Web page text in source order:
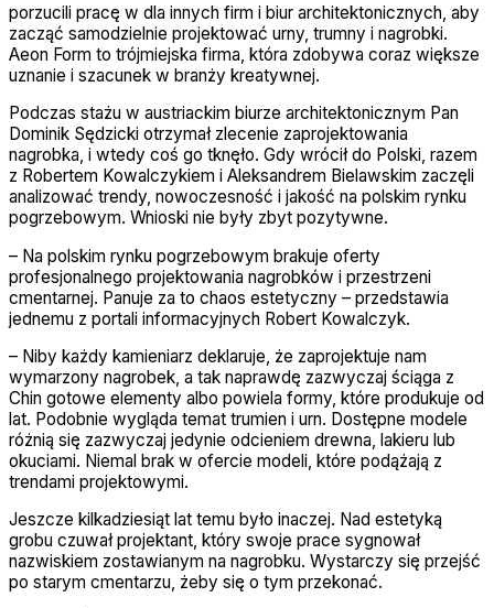
porzucili pracę w dla innych firm i biur architektonicznych, aby
zacząć samodzielnie projektować urny, trumny i nagrobki.
Aeon Form to trójmiejska firma, która zdobywa coraz większe
uznanie i szacunek w branży kreatywnej.
Podczas stażu w austriackim biurze architektonicznym Pan
Dominik Sędzicki otrzymał zlecenie zaprojektowania
nagrobka, i wtedy coś go tknęło. Gdy wrócił do Polski, razem
z Robertem Kowalczykiem i Aleksandrem Bielawskim zaczęli
analizować trendy, nowoczesność i jakość na polskim rynku
pogrzebowym. Wnioski nie były zbyt pozytywne.
– Na polskim rynku pogrzebowym brakuje oferty
profesjonalnego projektowania nagrobków i przestrzeni
cmentarnej. Panuje za to chaos estetyczny – przedstawia
jednemu z portali informacyjnych Robert Kowalczyk.
– Niby każdy kamieniarz deklaruje, że zaprojektuje nam
wymarzony nagrobek, a tak naprawdę zazwyczaj ściąga z
Chin gotowe elementy albo powiela formy, które produkuje od
lat. Podobnie wygląda temat trumien i urn. Dostępne modele
różnią się zazwyczaj jedynie odcieniem drewna, lakieru lub
okuciami. Niemal brak w ofercie modeli, które podążają z
trendami projektowymi.
Jeszcze kilkadziesiąt lat temu było inaczej. Nad estetyką
grobu czuwał projektant, który swoje prace sygnował
nazwiskiem zostawianym na nagrobku. Wystarczy się przejść
po starym cmentarzu, żeby się o tym przekonać.